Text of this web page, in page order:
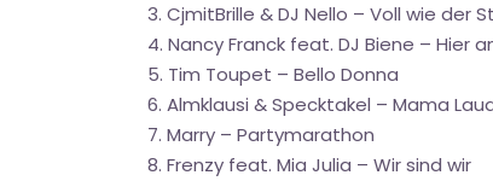
3. CjmitBrille & DJ Nello – Voll wie der
4. Nancy Franck feat. DJ Biene – Hier
5. Tim Toupet – Bello Donna
6. Almklausi & Specktakel – Mama
7. Marry – Partymarathon
8. Frenzy feat. Mia Julia – Wir sind wir